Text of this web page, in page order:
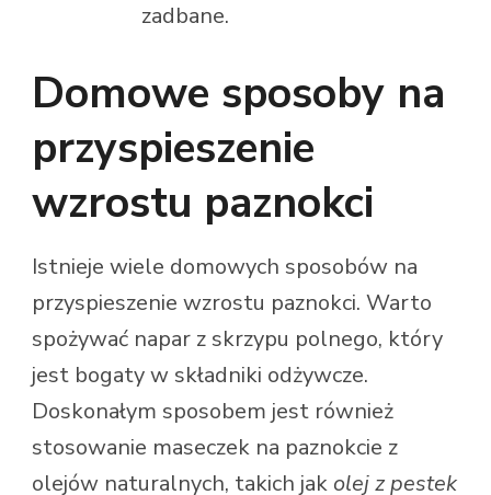
zadbane.
Domowe sposoby na
przyspieszenie
wzrostu paznokci
Istnieje wiele domowych sposobów na
przyspieszenie wzrostu paznokci. Warto
spożywać napar z skrzypu polnego, który
jest bogaty w składniki odżywcze.
Doskonałym sposobem jest również
stosowanie maseczek na paznokcie z
olejów naturalnych, takich jak olej z pestek